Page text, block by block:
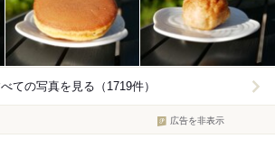
ての写真を見る（1719件）
広告を非表示